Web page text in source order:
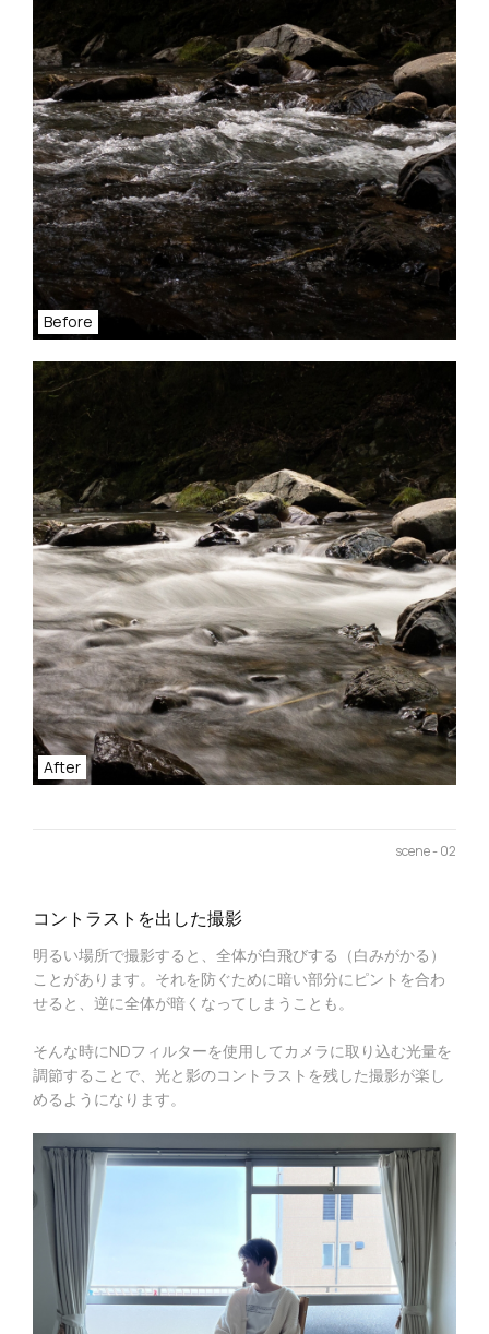
Before
After
scene - 02
コントラストを出した撮影
明るい場所で撮影すると、全体が白飛びする（白みがかる）
ことがあります。それを防ぐために暗い部分にピントを合わ
せると、逆に全体が暗くなってしまうことも。
そんな時にNDフィルターを使用してカメラに取り込む光量を
調節することで、光と影のコントラストを残した撮影が楽し
めるようになります。